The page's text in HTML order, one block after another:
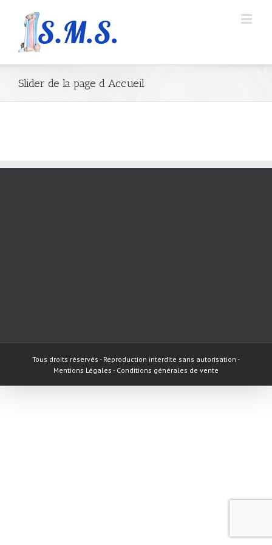
Slider de la page d Accueil
Tous droits réservés - Reproduction interdite sans autorisation -
Mentions Légales - Conditions générales de vente